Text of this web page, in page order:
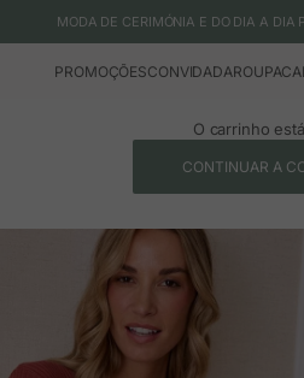
MODA DE CERIMÓNIA E DO DIA A DIA
PROMOÇÕESCONVIDADAROUPA
O carrinho
CONTINUAR A